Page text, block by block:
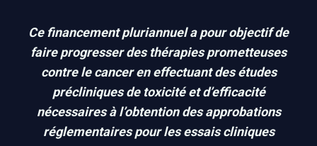
Ce financement pluriannuel a pour objectif de
faire progresser des thérapies prometteuses
contre le cancer en effectuant des études
précliniques de toxicité et d’efficacité
nécessaires à l’obtention des approbations
réglementaires pour les essais cliniques